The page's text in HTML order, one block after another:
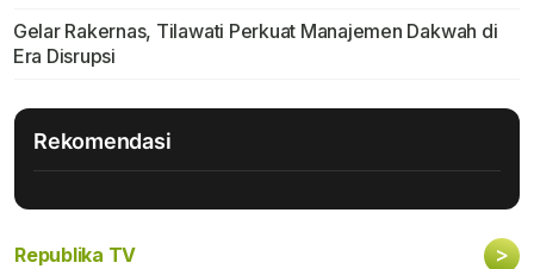
Gelar Rakernas, Tilawati Perkuat Manajemen Dakwah di
Era Disrupsi
Rekomendasi
Republika TV >